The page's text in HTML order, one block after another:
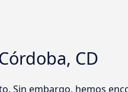
CD
Sin embargo, hemos